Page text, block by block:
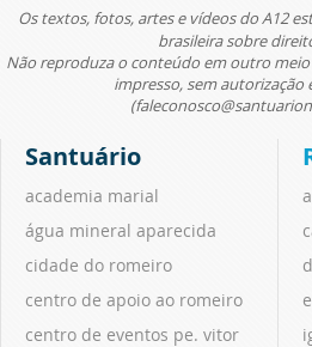
Os textos, fotos, artes e vídeos do A12
brasileira sobre
Não reproduza o conteúdo em outro
impresso, sem autorização
Santuário
academia marial
água mineral aparecida
cidade do romeiro
centro de apoio ao romeiro
centro de eventos pe. vitor